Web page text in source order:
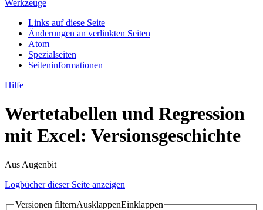
Werkzeuge
Links auf diese Seite
Änderungen an verlinkten Seiten
Atom
Spezialseiten
Seiten­­informationen
Hilfe
Wertetabellen und Regression
mit Excel: Versionsgeschichte
Aus Augenbit
Logbücher dieser Seite anzeigen
Versionen filternAusklappenEinklappen